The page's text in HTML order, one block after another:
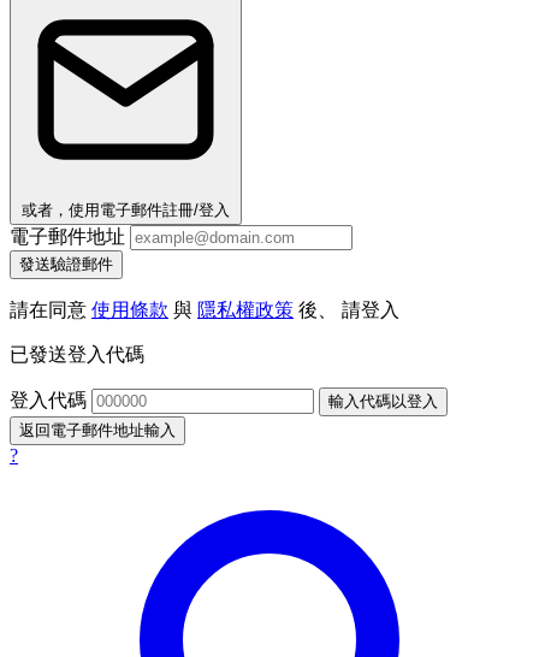
或者，使用電子郵件註冊/登入
電子郵件地址
發送驗證郵件
請在同意 使用條款 與 隱私權政策 後、 請登入
已發送登入代碼
登入代碼
輸入代碼以登入
返回電子郵件地址輸入
?